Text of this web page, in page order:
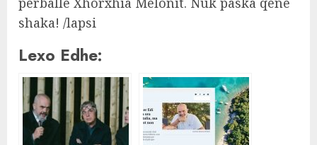
shaka! /lapsi
Lexo Edhe: